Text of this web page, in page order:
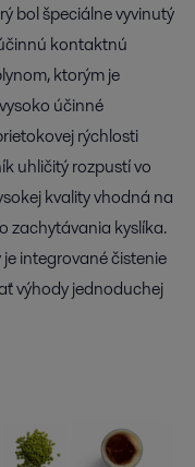
bol špeciálne vyvinutý
kontaktnú
ktorým je
účinné
rýchlosti
uhličitý rozpustí vo
kvality vhodná na
zachytávania kyslíka.
integrované čistenie
výhody jednoduchej